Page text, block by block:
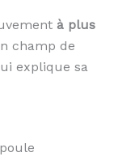
à plus
champ de
explique sa